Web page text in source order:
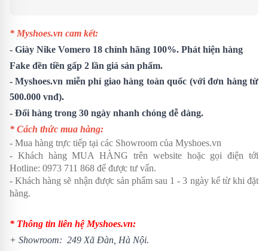
* Myshoes.vn cam kết:
- Giày Nike Vomero 18 chính hãng 100%. Phát hiện hàng
Fake đền tiền gấp 2 lần giá sản phẩm.
- Myshoes.vn miễn phí giao hàng toàn quốc (với đơn hàng từ
500.000 vnđ).
- Đổi hàng trong 30 ngày nhanh chóng dễ dàng.
* Cách thức mua hàng:
- Mua hàng trực tiếp tại các Showroom của Myshoes.vn
- Khách hàng MUA HÀNG trên website hoặc gọi điện tới
Hotline: 0973 711 868 để được tư vấn.
- Khách hàng sẽ nhận được sản phẩm sau 1 - 3 ngày kể từ khi đặt
hàng.
* Thông tin liên hệ Myshoes.vn:
+ Showroom: 249 Xã Đàn, Hà Nội.